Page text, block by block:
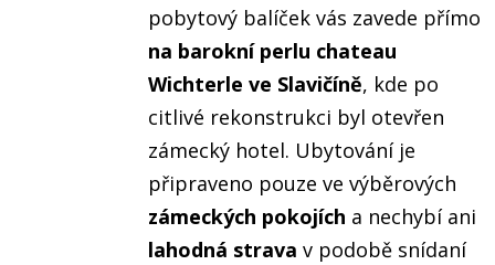
pobytový balíček vás zavede přímo
na barokní perlu chateau
Wichterle ve Slavičíně, kde po
citlivé rekonstrukci byl otevřen
zámecký hotel. Ubytování je
připraveno pouze ve výběrových
zámeckých pokojích a nechybí ani
lahodná strava v podobě snídaní